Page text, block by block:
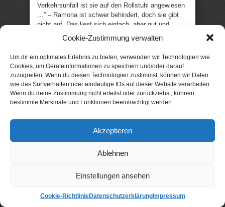
Cookie-Zustimmung verwalten
Um dir ein optimales Erlebnis zu bieten, verwenden wir Technologien wie
Cookies, um Geräteinformationen zu speichern und/oder darauf
zuzugreifen. Wenn du diesen Technologien zustimmst, können wir Daten
wie das Surfverhalten oder eindeutige IDs auf dieser Website verarbeiten.
Wenn du deine Zustimmung nicht erteilst oder zurückziehst, können
bestimmte Merkmale und Funktionen beeinträchtigt werden.
Akzeptieren
Ablehnen
Einstellungen ansehen
Cookie-RichtlinieDatenschutzerklärungImpressum
Verkehrsunfall ist sie auf den Rollstuhl angewiesen
…” – Ramona ist schwer behindert, doch sie gibt
nicht auf. Das liest sich einfach, aber gut und
solide. Eine Geschichte, die Mut macht: auch mit
schweren Beeinträchtigungen kann der Mensch
Lebensmut sind nur zu bewundern. Ich bin restlos
begeistert.“ (Leser zu „Keine Tränen – Das zweite
Leben“) (307 Seiten) –noch gratis?
33 Kommissar-Bufonto-
Bufonto und seiner Frau, die ihm immer wieder
Geschichten: zwischen seltsamen Kollegen, der
Ehefrau und skurrilen Verbrechern geht Kommissar
sind keine abgeschlossenen Kurzkrimis sondern